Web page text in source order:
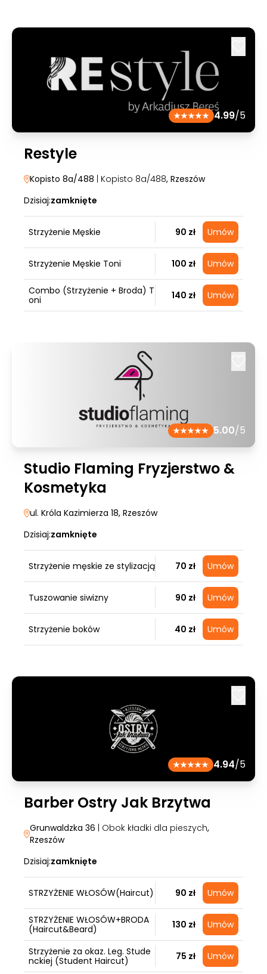
4.99/5
Restyle
Kopisto 8a/488 | Kopisto 8a/488, Rzeszów
Dzisiaj:zamknięte
Strzyżenie Męskie 90 zł Umów
Strzyżenie Męskie Toni 100 zł Umów
Combo (Strzyżenie + Broda) T
oni
140 zł Umów
5.00/5
Studio Flaming Fryzjerstwo &
Kosmetyka
ul. Króla Kazimierza 18, Rzeszów
Dzisiaj:zamknięte
Strzyżenie męskie ze stylizacją 70 zł Umów
Tuszowanie siwizny 90 zł Umów
Strzyżenie boków 40 zł Umów
4.94/5
Barber Ostry Jak Brzytwa
Grunwaldzka 36 | Obok kładki dla pieszych,
Rzeszów
Dzisiaj:zamknięte
STRZYŻENIE WŁOSÓW(Haircut) 90 zł Umów
STRZYŻENIE WŁOSÓW+BRODA
(Haircut&Beard)
130 zł Umów
Strzyżenie za okaz. Leg. Stude
nckiej (Student Haircut)
75 zł Umów